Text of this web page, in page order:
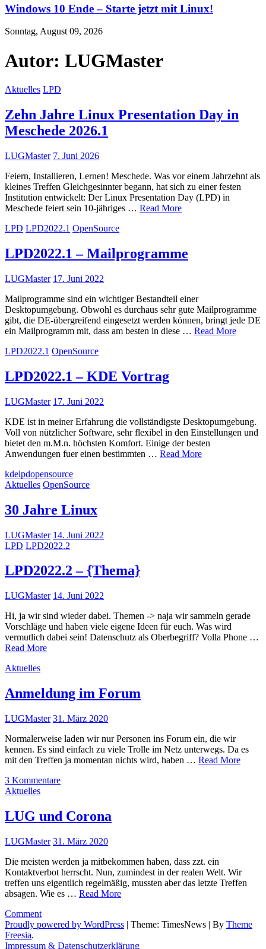
Windows 10 Ende – Starte jetzt mit Linux!
Sonntag, August 09, 2026
Autor: LUGMaster
Aktuelles LPD
Zehn Jahre Linux Presentation Day in
Meschede 2026.1
LUGMaster 7. Juni 2026
Feiern, Installieren, Lernen! Meschede. Was vor einem Jahrzehnt als
kleines Treffen Gleichgesinnter begann, hat sich zu einer festen
Institution entwickelt: Der Linux Presentation Day (LPD) in
Meschede feiert sein 10-jähriges … Read More
LPD LPD2022.1 OpenSource
LPD2022.1 – Mailprogramme
LUGMaster 17. Juni 2022
Mailprogramme sind ein wichtiger Bestandteil einer
Desktopumgebung. Obwohl es durchaus sehr gute Mailprogramme
gibt, die DE-übergreifend eingesetzt werden können, bringt jede DE
ein Mailprogramm mit, dass am besten in diese … Read More
LPD2022.1 OpenSource
LPD2022.1 – KDE Vortrag
LUGMaster 17. Juni 2022
KDE ist in meiner Erfahrung die vollständigste Desktopumgebung.
Voll von nützlicher Software, sehr flexibel in den Einstellungen und
bietet den m.M.n. höchsten Komfort. Einige der besten
Anwendungen fuer einen bestimmten … Read More
kdelpdopensource
Aktuelles OpenSource
30 Jahre Linux
LUGMaster 14. Juni 2022
LPD LPD2022.2
LPD2022.2 – {Thema}
LUGMaster 14. Juni 2022
Hi, ja wir sind wieder dabei. Themen -> naja wir sammeln gerade
Vorschläge und haben viele eigene Ideen für euch. Was wird
vermutlich dabei sein! Datenschutz als Oberbegriff? Volla Phone …
Read More
Aktuelles
Anmeldung im Forum
LUGMaster 31. März 2020
Normalerweise laden wir nur Personen ins Forum ein, die wir
kennen. Es sind einfach zu viele Trolle im Netz unterwegs. Da es
mit den Treffen ja momentan nichts wird, haben … Read More
3 Kommentarezu
Forum
Aktuelles
LUG und Corona
LUGMaster 31. März 2020
Die meisten werden ja mitbekommen haben, dass zzt. ein
Kontaktverbot herrscht. Nun, zumindest in der realen Welt. Wir
treffen uns eigentlich regelmäßig, mussten aber das letzte Treffen
absagen. Wie es … Read More
Commenton
LUG
Corona
Proudly powered by WordPress | Theme: TimesNews | By Theme
Freesia.
Impressum & Datenschutzerklärung